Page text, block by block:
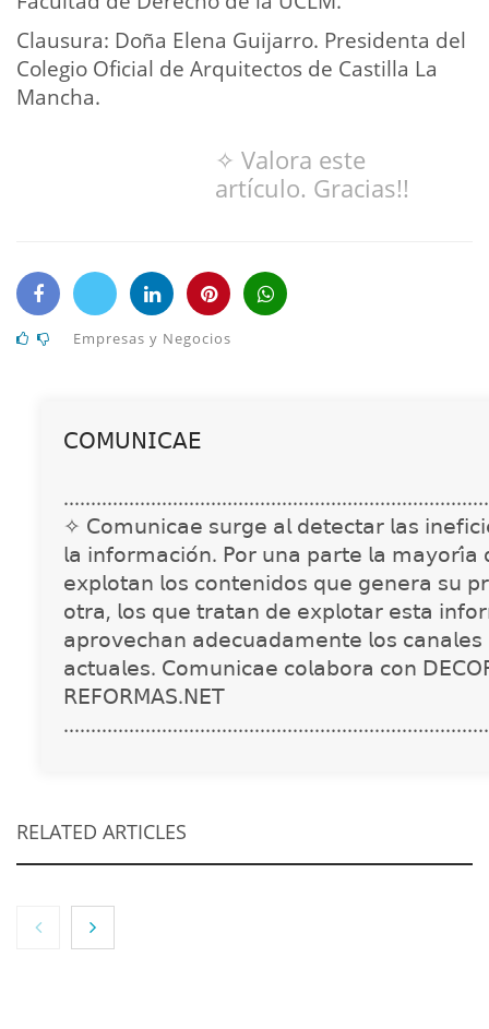
Clausura: Doña Elena Guijarro. Presidenta del
Colegio Oficial de Arquitectos de Castilla La
Mancha.
✧ Valora este
artículo. Gracias!!
Empresas y Negocios
𝖢𝖮𝖬𝖴𝖭𝖨𝖢𝖠𝖤
✧ 𝖢𝗈𝗆𝗎𝗇𝗂𝖼𝖺𝖾 𝗌𝗎𝗋𝗀𝖾 𝖺𝗅 𝖽𝖾𝗍𝖾𝖼𝗍𝖺𝗋 𝗅𝖺𝗌
𝗅𝖺 𝗂𝗇𝖿𝗈𝗋𝗆𝖺𝖼𝗂𝗈́𝗇. 𝖯𝗈𝗋 𝗎𝗇𝖺 𝗉𝖺𝗋𝗍𝖾 𝗅𝖺
𝖾𝗑𝗉𝗅𝗈𝗍𝖺𝗇 𝗅𝗈𝗌 𝖼𝗈𝗇𝗍𝖾𝗇𝗂𝖽𝗈𝗌 𝗊𝗎𝖾 𝗀𝖾𝗇𝖾𝗋𝖺 𝗌𝗎
𝗈𝗍𝗋𝖺, 𝗅𝗈𝗌 𝗊𝗎𝖾 𝗍𝗋𝖺𝗍𝖺𝗇 𝖽𝖾 𝖾𝗑𝗉𝗅𝗈𝗍𝖺𝗋 𝖾𝗌𝗍𝖺
𝖺𝗉𝗋𝗈𝗏𝖾𝖼𝗁𝖺𝗇 𝖺𝖽𝖾𝖼𝗎𝖺𝖽𝖺𝗆𝖾𝗇𝗍𝖾 𝗅𝗈𝗌
𝖺𝖼𝗍𝗎𝖺𝗅𝖾𝗌. 𝖢𝗈𝗆𝗎𝗇𝗂𝖼𝖺𝖾 𝖼𝗈𝗅𝖺𝖻𝗈𝗋𝖺 𝖼𝗈𝗇
𝖱𝖤𝖥𝖮𝖱𝖬𝖠𝖲.𝖭𝖤𝖳
RELATED ARTICLES